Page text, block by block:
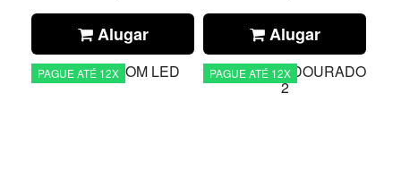
Alugar Alugar
PAGUE ATÉ 12X PAGUE ATÉ 12X